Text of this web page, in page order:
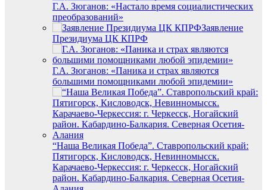
Г.А. Зюганов: «Настало время социалистических
преобразований»
Заявление
Президиума ЦК КПРФ
Г.А. Зюганов: «Паника и страх являются
большими помощниками любой эпидемии»
“Наша Великая Победа”. Ставропольский край:
Пятигорск, Кисловодск, Невинномысск.
Карачаево-Черкессия: г. Черкесск, Ногайский
район. Кабардино-Балкария. Северная Осетия-